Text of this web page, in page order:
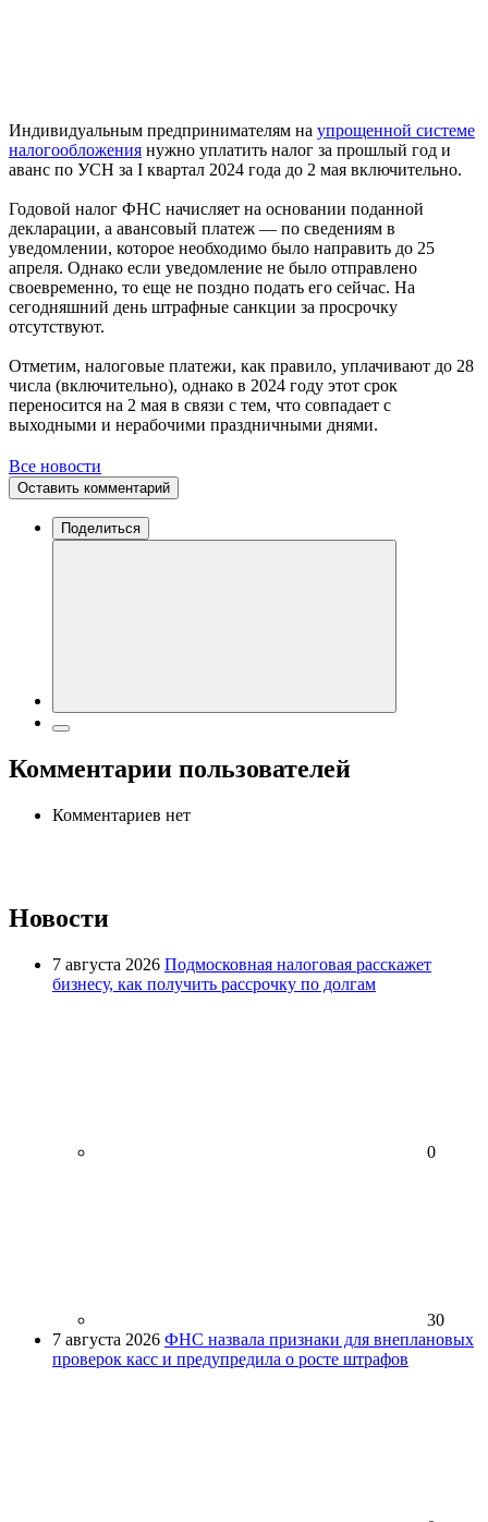
Индивидуальным предпринимателям на упрощенной системе
налогообложения нужно уплатить налог за прошлый год и
аванс по УСН за I квартал 2024 года до 2 мая включительно.
Годовой налог ФНС начисляет на основании поданной
декларации, а авансовый платеж — по сведениям в
уведомлении, которое необходимо было направить до 25
апреля. Однако если уведомление не было отправлено
своевременно, то еще не поздно подать его сейчас. На
сегодняшний день штрафные санкции за просрочку
отсутствуют.
Отметим, налоговые платежи, как правило, уплачивают до 28
числа (включительно), однако в 2024 году этот срок
переносится на 2 мая в связи с тем, что совпадает с
выходными и нерабочими праздничными днями.
Все новости
Оставить комментарий
Поделиться
Комментарии пользователей
Комментариев нет
Новости
7 августа 2026 Подмосковная налоговая расскажет
бизнесу, как получить рассрочку по долгам
0
30
7 августа 2026 ФНС назвала признаки для внеплановых
проверок касс и предупредила о росте штрафов